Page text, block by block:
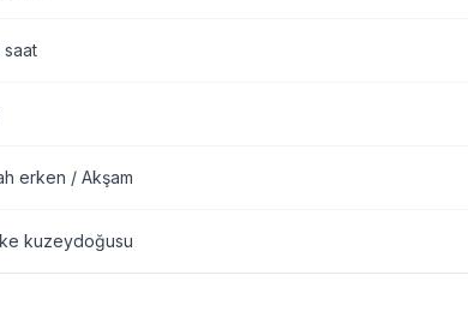
saat
erken / Akşam
kuzeydoğusu